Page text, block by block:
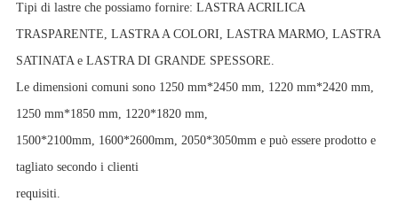
Tipi di lastre che possiamo fornire: LASTRA ACRILICA
TRASPARENTE, LASTRA A COLORI, LASTRA MARMO, LASTRA
SATINATA e LASTRA DI GRANDE SPESSORE.
Le dimensioni comuni sono 1250 mm*2450 mm, 1220 mm*2420 mm,
1250 mm*1850 mm, 1220*1820 mm,
1500*2100mm, 1600*2600mm, 2050*3050mm e può essere prodotto e
tagliato secondo i clienti
requisiti.